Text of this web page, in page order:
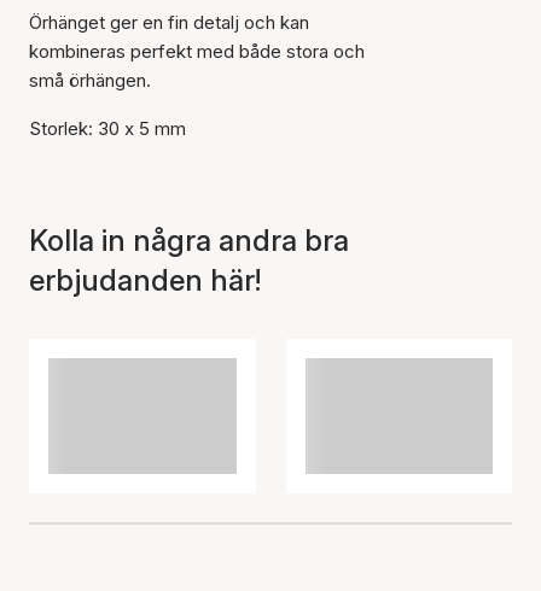
Örhänget ger en fin detalj och kan
kombineras perfekt med både stora och
små örhängen.
Storlek: 30 x 5 mm
Kolla in några andra bra
erbjudanden här!